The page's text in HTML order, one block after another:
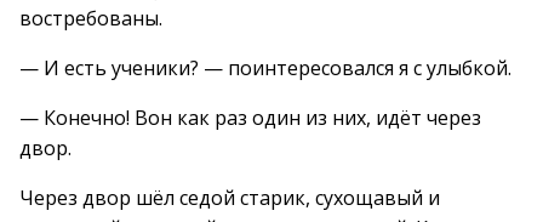
востребованы.
— И есть ученики? — поинтересовался я с улыбкой.
— Конечно! Вон как раз один из них, идёт через
двор.
Через двор шёл седой старик, сухощавый и